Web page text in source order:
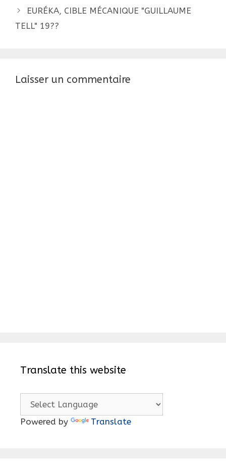
EURÉKA, CIBLE MÉCANIQUE "GUILLAUME
TELL" 19??
Laisser un commentaire
Translate this website
Powered by Translate